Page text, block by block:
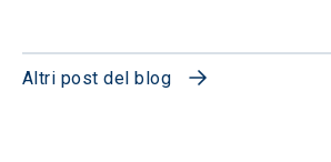
Altri post del blog